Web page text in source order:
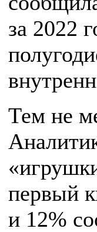
за 2022
Тем не
первый
и 12%